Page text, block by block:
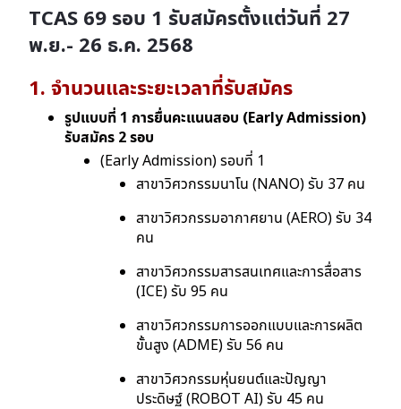
TCAS 69 รอบ 1 รับสมัครตั้งแต่วันที่ 27
พ.ย.- 26 ธ.ค. 2568
1. จำนวนและระยะเวลาที่รับสมัคร
รูปแบบที่ 1 การยื่นคะแนนสอบ (Early Admission)
รับสมัคร 2 รอบ
(Early Admission) รอบที่ 1
สาขาวิศวกรรมนาโน (NANO) รับ 37 คน
สาขาวิศวกรรมอากาศยาน (AERO) รับ 34
คน
สาขาวิศวกรรมสารสนเทศและการสื่อสาร
(ICE) รับ 95 คน
สาขาวิศวกรรมการออกแบบและการผลิต
ขั้นสูง (ADME) รับ 56 คน
สาขาวิศวกรรมหุ่นยนต์และปัญญา
ประดิษฐ์ (ROBOT AI) รับ 45 คน